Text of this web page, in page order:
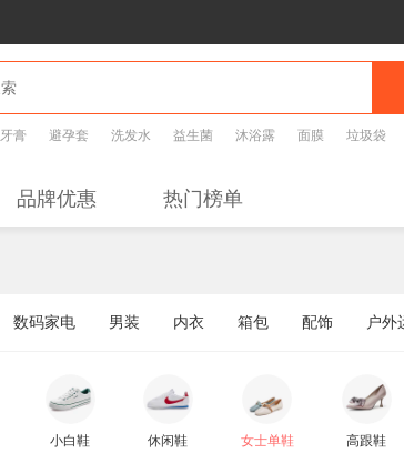
牙膏 避孕套 洗发水 益生菌 沐浴露 面膜 垃圾袋
品牌优惠 热门榜单
数码家电 男装 内衣 箱包 配饰 户外
小白鞋 休闲鞋 女士单鞋 高跟鞋